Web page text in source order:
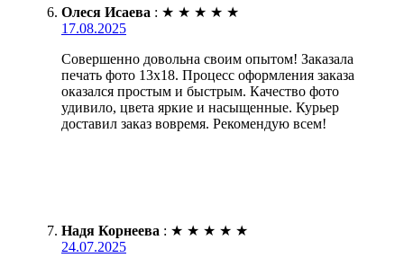
Олеся Исаева : ★ ★ ★ ★ ★
17.08.2025
Совершенно довольна своим опытом! Заказала
печать фото 13х18. Процесс оформления заказа
оказался простым и быстрым. Качество фото
удивило, цвета яркие и насыщенные. Курьер
доставил заказ вовремя. Рекомендую всем!
Надя Корнеева : ★ ★ ★ ★ ★
24.07.2025